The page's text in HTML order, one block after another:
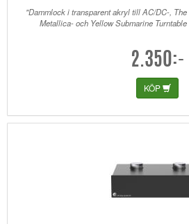
"Dammlock i transparent akryl till AC/DC-,
Metallica- och Yellow Submarine
2.350:-
KÖP